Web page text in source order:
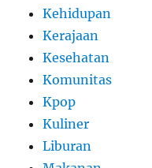
Kehidupan
Kerajaan
Kesehatan
Komunitas
Kpop
Kuliner
Liburan